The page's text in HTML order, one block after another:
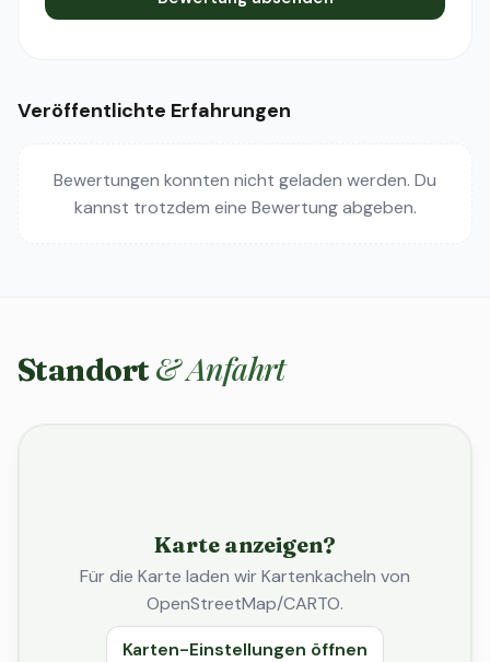
Veröffentlichte Erfahrungen
Bewertungen konnten nicht geladen werden. Du
kannst trotzdem eine Bewertung abgeben.
Standort & Anfahrt
Karte anzeigen?
Für die Karte laden wir Kartenkacheln von
OpenStreetMap/CARTO.
Karten-Einstellungen öffnen